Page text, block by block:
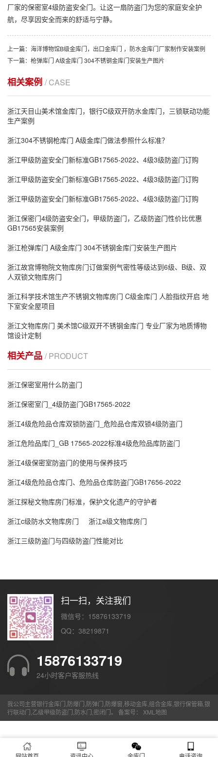
厂家的保密室4级防盗安全门。让这一扇防盗门为您的家庭安全护
航，尽享因安全而来的舒适与宁静。
上一篇：海洋博物馆B级金库门，出口金库门 ，防水金库门厂家制作安装案例
下一篇：枪弹库门 A级金库门 304不锈钢金库门安装生产图片
相关案例 / CASE
浙江天目山美术馆金库门，银行C级双开防水金库门，三锁联动功能
生产案例
浙江304不锈钢枪库门 A级金库门做法参照什么标准？
浙江甲级防盗安全门新标准GB17565-2022、4级3级防盗门订购
浙江甲级防盗安全门新标准GB17565-2022、4级3级防盗门订购
浙江甲级防盗安全门新标准GB17565-2022、4级3级防盗门订购
浙江保密门4级防盗安全门，甲级防盗门，乙级防盗门性价比优惠
GB17565安装案例
浙江枪弹库门 A级金库门 304不锈钢金库门安装生产图片
浙江故宫博物院文物库房门订做案例气密性等级达到6级、B级、双
人双锁文物库房门
浙江科学技术馆生产不锈钢文物库房门 C级金库门 人脸指纹开启 地
下室安全屋项目
浙江文物库房门 美术馆C级双开不锈钢金库门 专业厂家为地质博物
馆设计定制
相关产品 / PRODUCT
浙江保密室用什么防盗门
浙江保密室门_4级防盗门GB17565-2022
浙江4级危险品仓库双锁防盗门_危险品仓库双锁4级防盗门
浙江危险品库门_GB 17565-2022标准4级危险品库防盗门
浙江4级保密室防盗门的使用与保养技巧
浙江4级危险品仓库门、危险品仓库防盗门GB17656-2022
浙江探秘文物库房门标准，保护文化遗产的守护者
浙江c级防水文物库房门
浙江a级文物库房门
浙江三级防盗门与四级防盗门性能对比
扫一扫，关注我们
微信号：15876133719
QQ：38219871
15876133719
24小时客户客服热线
我公司主营银行金库门,防爆门,防弹门,防爆窗,移动金库,组合金库,银行保管箱,银
行联动门,乙级甲级防盗门,防水门,密闭门。 备案号：
XML地图